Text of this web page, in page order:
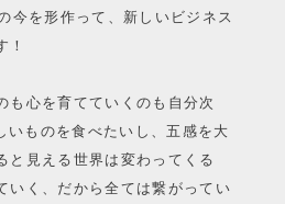
今を形作って、新しいビジネス
！
も心を育てていくのも自分次
いものを食べたいし、五感を大
と見える世界は変わってくる
いく、だから全ては繋がってい